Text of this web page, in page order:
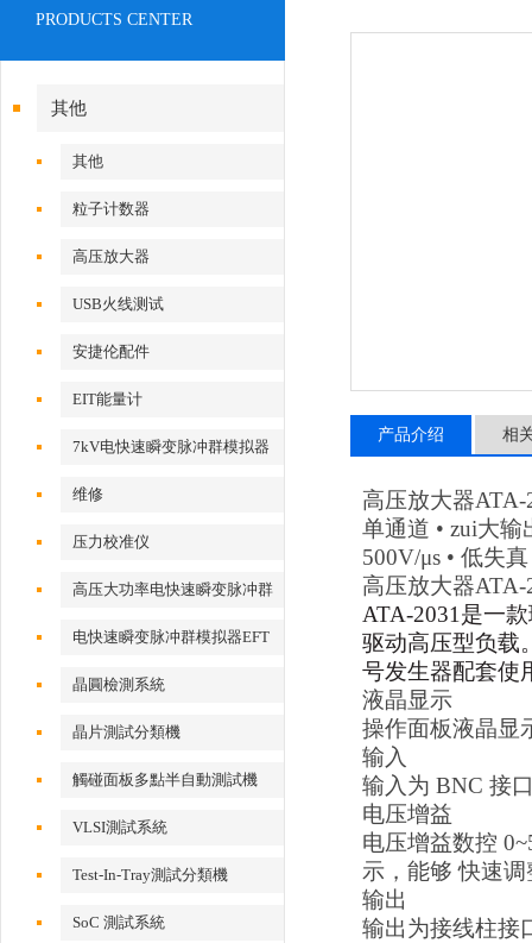
PRODUCTS CENTER
其他
其他
粒子计数器
高压放大器
USB火线测试
安捷伦配件
EIT能量计
7kV电快速瞬变脉冲群模拟器
维修
压力校准仪
高压大功率电快速瞬变脉冲群
测试系统
电快速瞬变脉冲群模拟器EFT
500x
晶圓檢測系統
晶片測試分類機
觸碰面板多點半自動測試機
VLSI測試系統
Test-In-Tray測試分類機
SoC 測試系統
产品介绍 相
高压放大器ATA-
单通道 • zui大输
500V/μs • 低失
高压放大器ATA-
ATA-2031是一
驱动高压型负载
号发生器配套使
液晶显示
操作面板液晶显
输入
输入为 BNC 接
电压增益
电压增益数控
示，能够 快速
输出
输出为接线柱接